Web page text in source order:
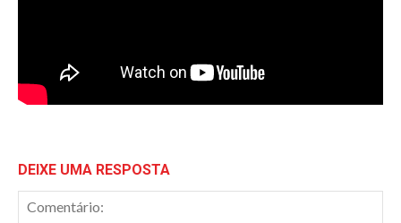
DEIXE UMA RESPOSTA